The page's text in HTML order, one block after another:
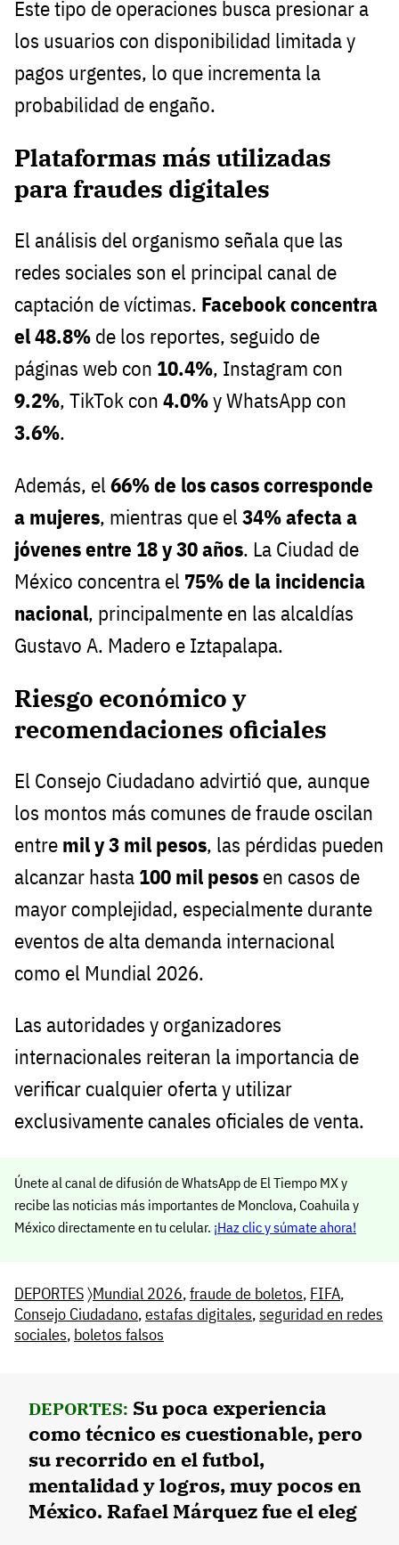
Este tipo de operaciones busca presionar a
los usuarios con disponibilidad limitada y
pagos urgentes, lo que incrementa la
probabilidad de engaño.
Plataformas más utilizadas
para fraudes digitales
El análisis del organismo señala que las
redes sociales son el principal canal de
captación de víctimas. Facebook concentra
el 48.8% de los reportes, seguido de
páginas web con 10.4%, Instagram con
9.2%, TikTok con 4.0%y WhatsApp con
3.6%.
Además, el 66% de los casos corresponde
a mujeres, mientras que el 34% afecta a
jóvenes entre 18 y 30 años. La Ciudad de
México concentra el 75% de la incidencia
nacional, principalmente en las alcaldías
Gustavo A. Madero e Iztapalapa.
Riesgo económico y
recomendaciones oficiales
El Consejo Ciudadano advirtió que, aunque
los montos más comunes de fraude oscilan
entre mil y 3 mil pesos, las pérdidas pueden
alcanzar hasta 100 mil pesos en casos de
mayor complejidad, especialmente durante
eventos de alta demanda internacional
como el Mundial 2026.
Las autoridades y organizadores
internacionales reiteran la importancia de
verificar cualquier oferta y utilizar
exclusivamente canales oficiales de venta.
Únete al canal de difusión de WhatsApp de El Tiempo MX y
recibe las noticias más importantes de Monclova, Coahuila y
México directamente en tu celular. ¡Haz clic y súmate ahora!
DEPORTES〉Mundial 2026,fraude de boletos, FIFA,
Consejo Ciudadano,estafas digitales,seguridad en redes
sociales, boletos falsos
DEPORTES: Su poca experiencia
como técnico es cuestionable, pero
su recorrido en el futbol,
mentalidad y logros, muy pocos en
México. Rafael Márquez fue el eleg